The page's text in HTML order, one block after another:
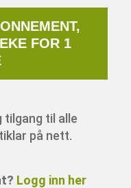
FOR 1
tilgang til alle
på nett.
Logg inn her